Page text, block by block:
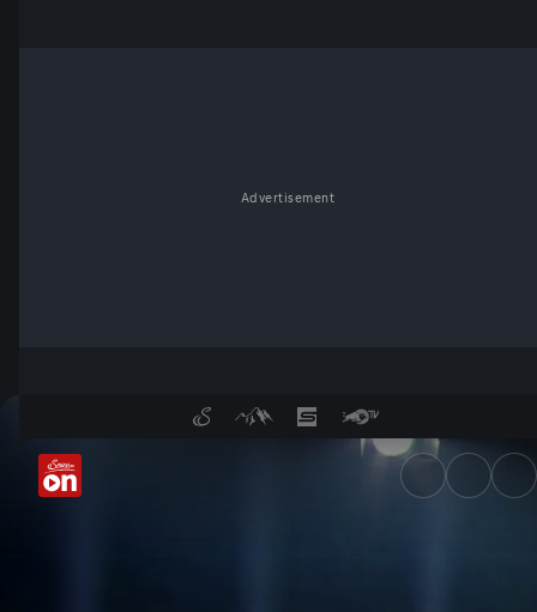
Advertisement
Covid-19 aus dem Labor? -